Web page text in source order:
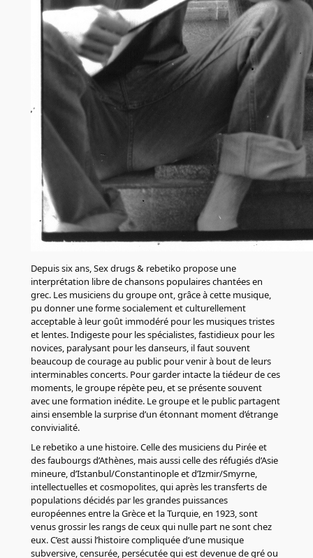
Depuis six ans, Sex drugs & rebetiko propose une
interprétation libre de chansons populaires chantées en
grec. Les musiciens du groupe ont, grâce à cette musique,
pu donner une forme socialement et culturellement
acceptable à leur goût immodéré pour les musiques tristes
et lentes. Indigeste pour les spécialistes, fastidieux pour les
novices, paralysant pour les danseurs, il faut souvent
beaucoup de courage au public pour venir à bout de leurs
interminables concerts. Pour garder intacte la tiédeur de ces
moments, le groupe répète peu, et se présente souvent
avec une formation inédite. Le groupe et le public partagent
ainsi ensemble la surprise d’un étonnant moment d’étrange
convivialité.
Le rebetiko a une histoire. Celle des musiciens du Pirée et
des faubourgs d’Athènes, mais aussi celle des réfugiés d’Asie
mineure, d’Istanbul/Constantinople et d’Izmir/Smyrne,
intellectuelles et cosmopolites, qui après les transferts de
populations décidés par les grandes puissances
européennes entre la Grèce et la Turquie, en 1923, sont
venus grossir les rangs de ceux qui nulle part ne sont chez
eux. C’est aussi l’histoire compliquée d’une musique
subversive, censurée, persécutée qui est devenue de gré ou